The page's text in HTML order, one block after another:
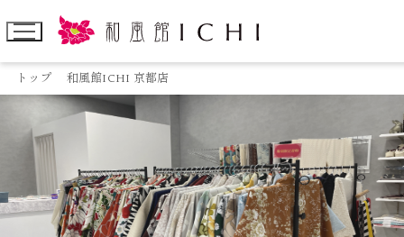
トップ 和風館ICHI 京都店